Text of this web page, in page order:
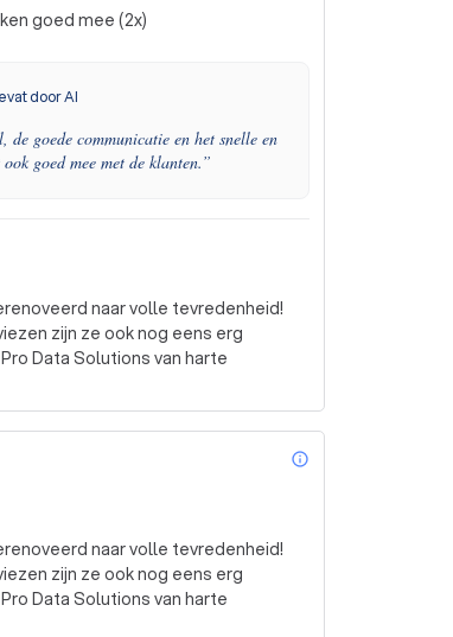
goed mee (2x)
door AI
de goede communicatie en het snelle en
goed mee met de klanten.”
naar volle tevredenheid!
zijn ze ook nog eens erg
Data Solutions van harte
info_outline
naar volle tevredenheid!
zijn ze ook nog eens erg
Data Solutions van harte